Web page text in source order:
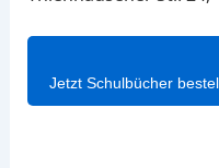
Jetzt Schulbücher